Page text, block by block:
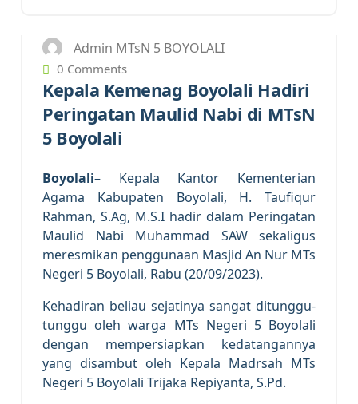
Admin MTsN 5 BOYOLALI
0 Comments
Kepala Kemenag Boyolali Hadiri
Peringatan Maulid Nabi di MTsN
5 Boyolali
Boyolali– Kepala Kantor Kementerian
Agama Kabupaten Boyolali, H. Taufiqur
Rahman, S.Ag, M.S.I hadir dalam Peringatan
Maulid Nabi Muhammad SAW sekaligus
meresmikan penggunaan Masjid An Nur MTs
Negeri 5 Boyolali, Rabu (20/09/2023).
Kehadiran beliau sejatinya sangat ditunggu-
tunggu oleh warga MTs Negeri 5 Boyolali
dengan mempersiapkan kedatangannya
yang disambut oleh Kepala Madrsah MTs
Negeri 5 Boyolali Trijaka Repiyanta, S.Pd.